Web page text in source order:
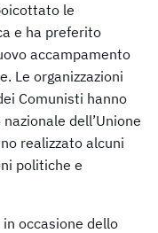
le
e ha preferito
accampamento
Le organizzazioni
Comunisti hanno
dell’Unione
realizzato alcuni
politiche e
occasione dello